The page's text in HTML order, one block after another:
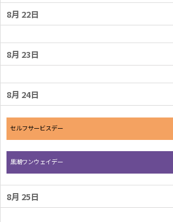
8月 22
8月 23
8月 24
月曜日, 8月 24th 2026
セルフサービスデー
月曜日, 8月 24th 2026
黒潮ワンウェイデー
8月 25